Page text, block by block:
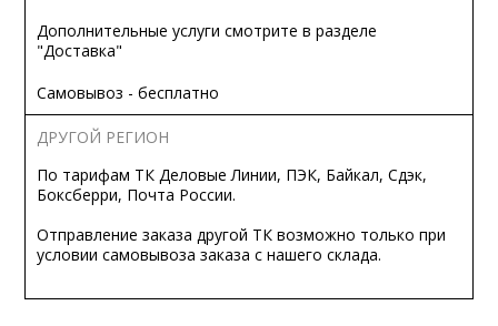
Дополнительные услуги смотрите в разделе
"Доставка"
Самовывоз - бесплатно
ДРУГОЙ РЕГИОН
По тарифам ТК Деловые Линии, ПЭК, Байкал, Сдэк,
Боксберри, Почта России.
Отправление заказа другой ТК возможно только при
условии самовывоза заказа с нашего склада.